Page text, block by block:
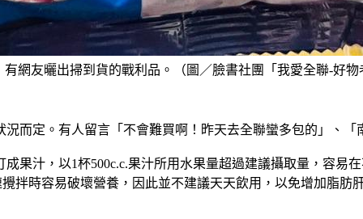
有網友曬出掃到貨的戰利品。（圖／臉書社團「我愛全聯-好物
而定。有人留言「不會難買啊！昨天去全聯蠻多包的」、
果汁，以1杯500c.c.果汁所用水果量超過建議攝取量，容易
拌時容易破壞營養，因此並不建議天天飲用，以免增加脂肪